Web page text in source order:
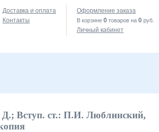
Доставка и оплата
Контакты
Оформление заказа
В корзине 0 товаров на 0 руб.
Личный кабинет
Д.; Вступ. ст.: П.И. Люблинский,